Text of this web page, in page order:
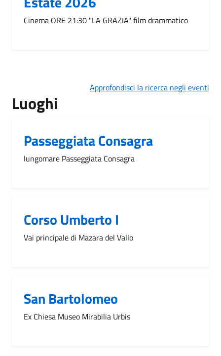
Cinema ORE 21:30 "LA GRAZIA" film drammatico
Approfondisci la ricerca negli eventi
Luoghi
Passeggiata Consagra
lungomare Passeggiata Consagra
Corso Umberto I
Vai principale di Mazara del Vallo
San Bartolomeo
Ex Chiesa Museo Mirabilia Urbis